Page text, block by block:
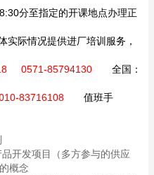
分至指定的开课地点办理正
实际情况提供进厂培训服务，
0571-85794130
全国：
83716108 值班手
开发项目（多方参与的供应
概念